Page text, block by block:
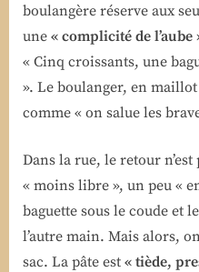
boulangère réserve aux
une « complicité de l’aube
« Cinq croissants, une
». Le boulanger, en
comme « on salue les
Dans la rue, le retour
« moins libre », un peu «
baguette sous le coude et
l’autre main. Mais alors,
sac. La pâte est « tiède,